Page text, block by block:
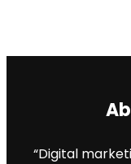
“Digital